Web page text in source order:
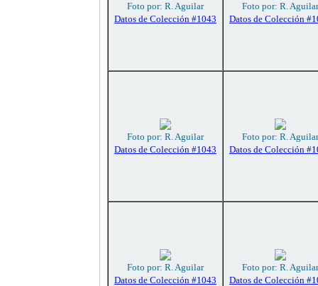
Foto por: R. Aguilar
Datos de Colección #1043
Foto por: R. Aguilar
Datos de Colección
Foto por: R. Aguilar
Datos de Colección #1043
Foto por: R. Aguilar
Datos de Colección
Foto por: R. Aguilar
Datos de Colección #1043
Foto por: R. Aguilar
Datos de Colección